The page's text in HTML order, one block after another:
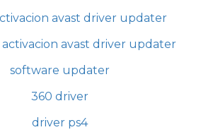
avast driver updater
avast driver updater
software updater
360 driver
driver ps4